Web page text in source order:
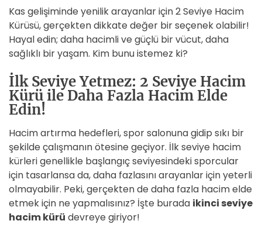
Kas gelişiminde yenilik arayanlar için 2 Seviye Hacim
Kürüsü, gerçekten dikkate değer bir seçenek olabilir!
Hayal edin; daha hacimli ve güçlü bir vücut, daha
sağlıklı bir yaşam. Kim bunu istemez ki?
İlk Seviye Yetmez: 2 Seviye Hacim
Kürü ile Daha Fazla Hacim Elde
Edin!
Hacim artırma hedefleri, spor salonuna gidip sıkı bir
şekilde çalışmanın ötesine geçiyor. İlk seviye hacim
kürleri genellikle başlangıç seviyesindeki sporcular
için tasarlansa da, daha fazlasını arayanlar için yeterli
olmayabilir. Peki, gerçekten de daha fazla hacim elde
etmek için ne yapmalısınız? İşte burada ikinci seviye
hacim kürü devreye giriyor!